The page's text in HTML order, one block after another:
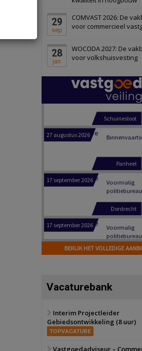
29
sep
COMVAST 2026: De
voor commercieel
28
jan
WOCODA 2027: De
voor volkshuisvesting
Schiedam
22 september 2026 Attractiepark
Oranje
28 september 2026
Schuinesloot
Panheel
Voormalig
politiebureau
Dordrecht
Voormalig
politiebureau
Hilversum
17 september 2026
Voormalig
Zwanenburg
6 oktober 2026
BEKIJK HET VOLLEDIGE
Vacaturebank
Interim Projectleider
Gebiedsontwikkeling (8 uur)
TOPVACATURE
Vastgoedadviseur –